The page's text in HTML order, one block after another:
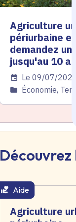
Agriculture
périurbaine
demandez
jusqu'au 10
Date de l'arrêté
Le 09/07/2026
Catégorie
Économie,
Découvrez
thématique active
Aide
Agriculture